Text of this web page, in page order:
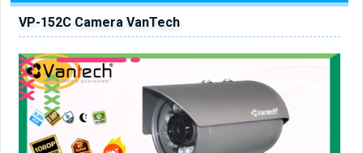
VP-152C Camera VanTech